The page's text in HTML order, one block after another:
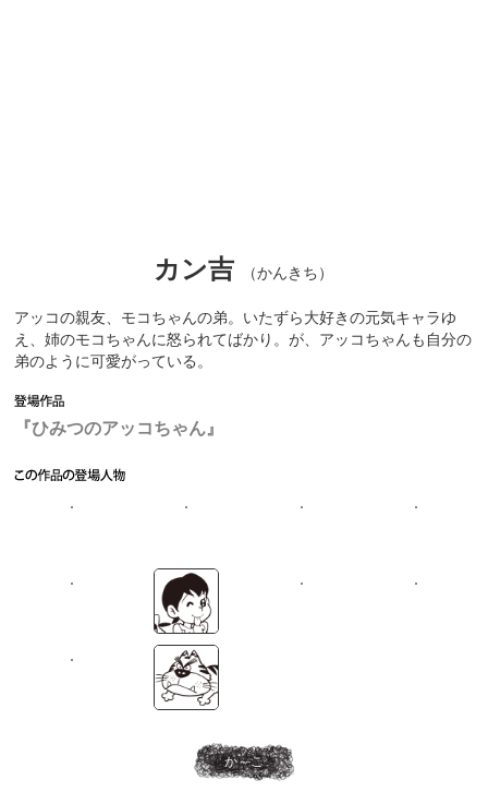
カン吉 （かんきち）
アッコの親友、モコちゃんの弟。いたずら大好きの元気キャラゆ
え、姉のモコちゃんに怒られてばかり。が、アッコちゃんも自分の
弟のように可愛がっている。
『ひみつのアッコちゃん』
か～こ